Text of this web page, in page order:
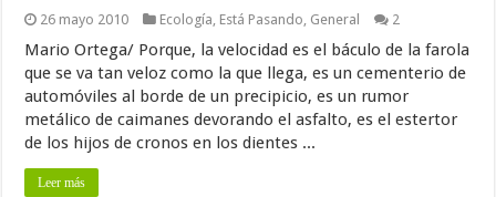
26 mayo 2010 Ecología Está Pasando General 2
Mario Ortega/ Porque, la velocidad es el báculo de la farola
que se va tan veloz como la que llega, es un cementerio de
automóviles al borde de un precipicio, es un rumor
metálico de caimanes devorando el asfalto, es el estertor
de los hijos de cronos en los dientes ...
Leer más